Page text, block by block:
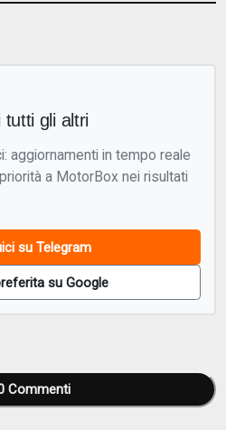
gli altri
aggiornamenti in tempo reale
a MotorBox nei risultati
su Telegram
su Google
Commenti